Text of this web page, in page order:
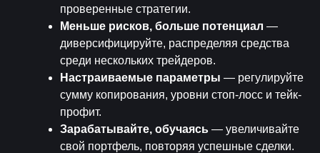
проверенные стратегии.
Меньше рисков, больше потенциал —
диверсифицируйте, распределяя средства
среди нескольких трейдеров.
Настраиваемые параметры — регулируйте
сумму копирования, уровни стоп-лосс и тейк-
профит.
Зарабатывайте, обучаясь — увеличивайте
свой портфель, повторяя успешные сделки.